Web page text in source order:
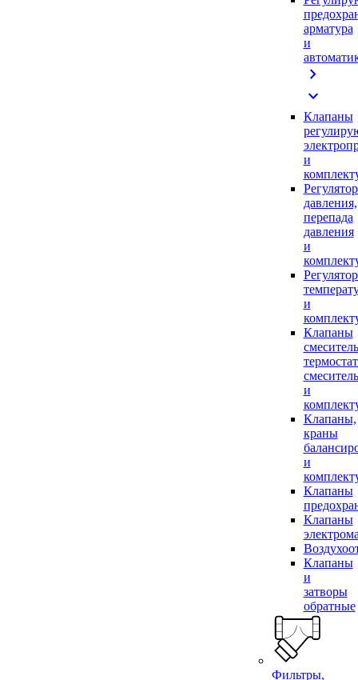
арматура
и
chevron_right
expand_more
Клапаны
и
давления,
перепада
давления
и
и
Клапаны
и
Клапаны,
краны
и
Клапаны
Клапаны
Клапаны
и
затворы
обратные
Фильтры,